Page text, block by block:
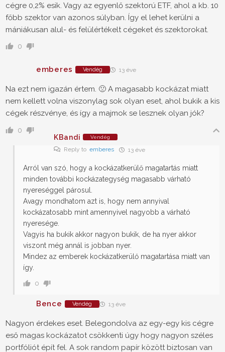
cégre 0,2% esik. Vagy az egyenlő szektorú ETF, ahol a kb. 10
főbb szektor van azonos súlyban. Így el lehet kerülni a
mániákusan alul- és felülértékelt cégeket és szektorokat.
0
emberes Vendég 13 éve
Na ezt nem igazán értem. 🙁 A magasabb kockázat miatt
nem kellett volna viszonylag sok olyan eset, ahol bukik a kis
cégek részvénye, és így a majmok se lesznek olyan jók?
0
KBandi
Vendég
Reply to emberes 13 éve
Arról van szó, hogy a kockázatkerülő magatartás miatt
minden további kockázategység magasabb várható
nyereséggel párosul.
Avagy mondhatom azt is, hogy nem annyival
kockázatosabb mint amennyivel nagyobb a várható
nyeresége.
Vagyis ha bukik akkor nagyon bukik, de ha nyer akkor
viszont még annál is jobban nyer.
Mindez az emberek kockázatkerülő magatartása miatt van
így.
0
Bence Vendég 13 éve
Nagyon érdekes eset. Belegondolva az egy-egy kis cégre
eső magas kockázatot csökkenti úgy hogy nagyon széles
portfóliót épít fel. A sok random papír között biztosan van